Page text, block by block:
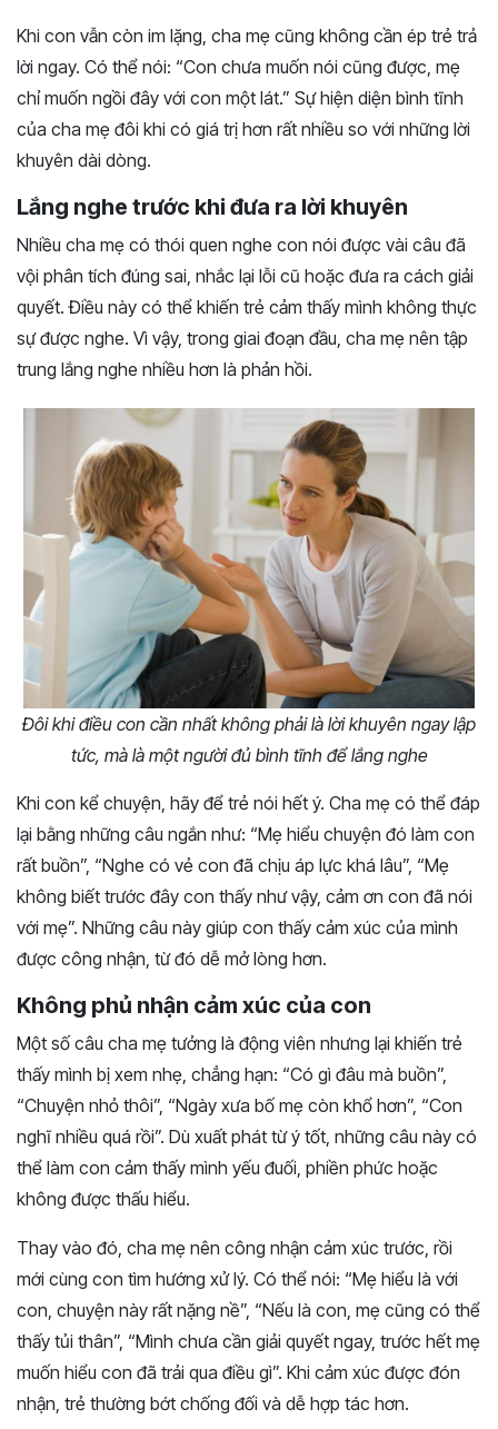
Khi con vẫn còn im lặng, cha mẹ cũng không cần ép trẻ trả
lời ngay. Có thể nói: “Con chưa muốn nói cũng được, mẹ
chỉ muốn ngồi đây với con một lát.” Sự hiện diện bình tĩnh
của cha mẹ đôi khi có giá trị hơn rất nhiều so với những lời
khuyên dài dòng.
Lắng nghe trước khi đưa ra lời khuyên
Nhiều cha mẹ có thói quen nghe con nói được vài câu đã
vội phân tích đúng sai, nhắc lại lỗi cũ hoặc đưa ra cách giải
quyết. Điều này có thể khiến trẻ cảm thấy mình không thực
sự được nghe. Vì vậy, trong giai đoạn đầu, cha mẹ nên tập
trung lắng nghe nhiều hơn là phản hồi.
Đôi khi điều con cần nhất không phải là lời khuyên ngay lập
tức, mà là một người đủ bình tĩnh để lắng nghe
Khi con kể chuyện, hãy để trẻ nói hết ý. Cha mẹ có thể đáp
lại bằng những câu ngắn như: “Mẹ hiểu chuyện đó làm con
rất buồn”, “Nghe có vẻ con đã chịu áp lực khá lâu”, “Mẹ
không biết trước đây con thấy như vậy, cảm ơn con đã nói
với mẹ”. Những câu này giúp con thấy cảm xúc của mình
được công nhận, từ đó dễ mở lòng hơn.
Không phủ nhận cảm xúc của con
Một số câu cha mẹ tưởng là động viên nhưng lại khiến trẻ
thấy mình bị xem nhẹ, chẳng hạn: “Có gì đâu mà buồn”,
“Chuyện nhỏ thôi”, “Ngày xưa bố mẹ còn khổ hơn”, “Con
nghĩ nhiều quá rồi”. Dù xuất phát từ ý tốt, những câu này có
thể làm con cảm thấy mình yếu đuối, phiền phức hoặc
không được thấu hiểu.
Thay vào đó, cha mẹ nên công nhận cảm xúc trước, rồi
mới cùng con tìm hướng xử lý. Có thể nói: “Mẹ hiểu là với
con, chuyện này rất nặng nề”, “Nếu là con, mẹ cũng có thể
thấy tủi thân”, “Mình chưa cần giải quyết ngay, trước hết mẹ
muốn hiểu con đã trải qua điều gì”. Khi cảm xúc được đón
nhận, trẻ thường bớt chống đối và dễ hợp tác hơn.